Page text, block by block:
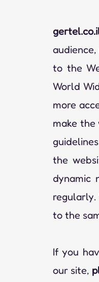
to the
World
more
make
the
dynamic
to the
If you
our site,